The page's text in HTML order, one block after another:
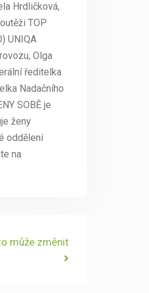
Hrdličková,
TOP
UNIQA
Olga
ředitelka
Nadačního
SOBĚ je
ženy
oddělení
na
může změnit